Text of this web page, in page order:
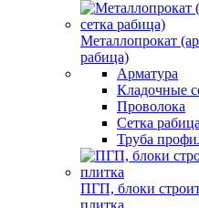
Металлопрокат
рабица)
Арматура
Кладочные
Проволока
Сетка
Труба
ПГП, блоки
плитка